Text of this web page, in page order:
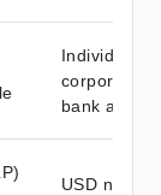
Individuals
bank
USD na